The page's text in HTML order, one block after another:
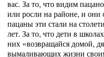
вас. За то, что видим
или росли на районе, и
пацаны эти стали на
лет. За то, что дети в
них «возвращайся домой,
вымаливающих жизни